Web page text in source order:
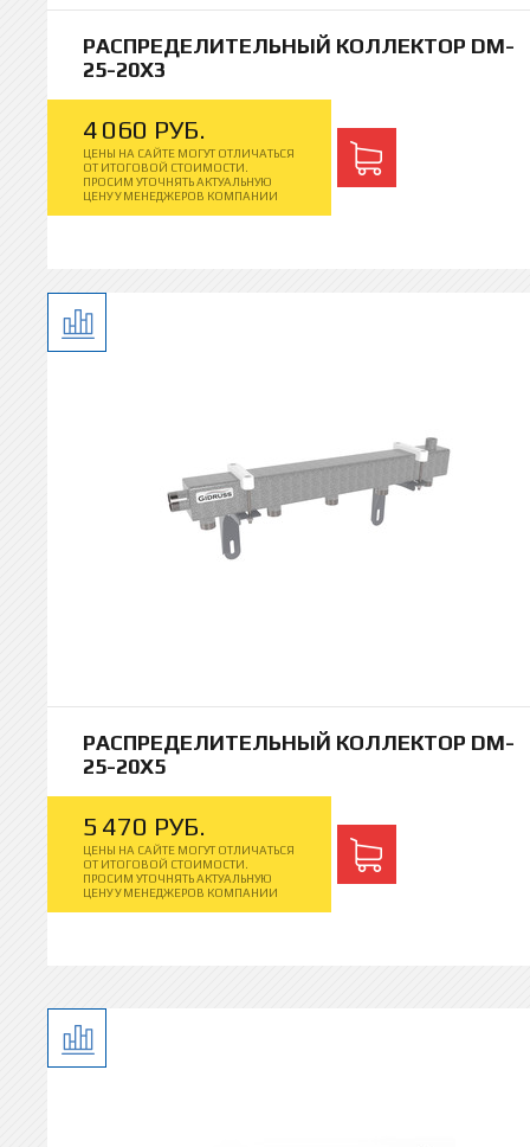
РАСПРЕДЕЛИТЕЛЬНЫЙ КОЛЛЕКТОР DM-
25-20X3
4060 РУБ.
ЦЕНЫ НА САЙТЕ МОГУТ ОТЛИЧАТЬСЯ
ОТ ИТОГОВОЙ СТОИМОСТИ.
ПРОСИМ УТОЧНЯТЬ АКТУАЛЬНУЮ
ЦЕНУ У МЕНЕДЖЕРОВ КОМПАНИИ
РАСПРЕДЕЛИТЕЛЬНЫЙ КОЛЛЕКТОР DM-
25-20X5
5 470 РУБ.
ЦЕНЫ НА САЙТЕ МОГУТ ОТЛИЧАТЬСЯ
ОТ ИТОГОВОЙ СТОИМОСТИ.
ПРОСИМ УТОЧНЯТЬ АКТУАЛЬНУЮ
ЦЕНУ У МЕНЕДЖЕРОВ КОМПАНИИ